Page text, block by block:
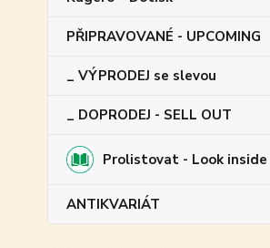
PŘIPRAVOVANÉ - UPCOMING
_ VÝPRODEJ se slevou
_ DOPRODEJ - SELL OUT
Prolistovat - Look inside
ANTIKVARIÁT